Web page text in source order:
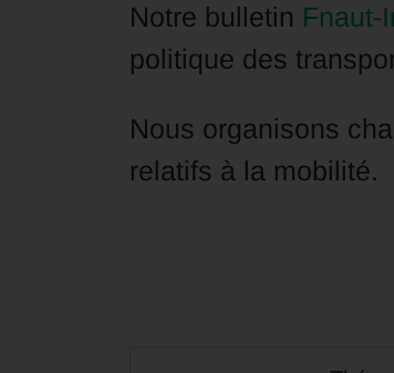
Notre bulletin Fnaut-
politique des
Nous organisons
relatifs à la mobilité.